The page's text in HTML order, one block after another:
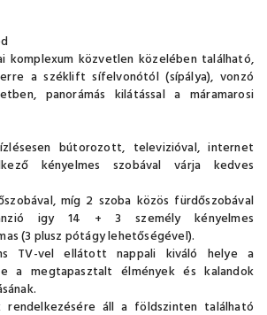
komplexum közvetlen közelében található,
a széklift sífelvonótól (sípálya), vonzó
panorámás kilátással a máramarosi
bútorozott, televizióval, internet
kényelmes szobával várja kedves
míg 2 szoba közös fürdőszobával
igy 14 + 3 személy kényelmes
(3 plusz pótágy lehetőségével).
TV-vel ellátott nappali kiváló helye a
a megtapasztalt élmények és kalandok
rendelkezésére áll a földszinten található